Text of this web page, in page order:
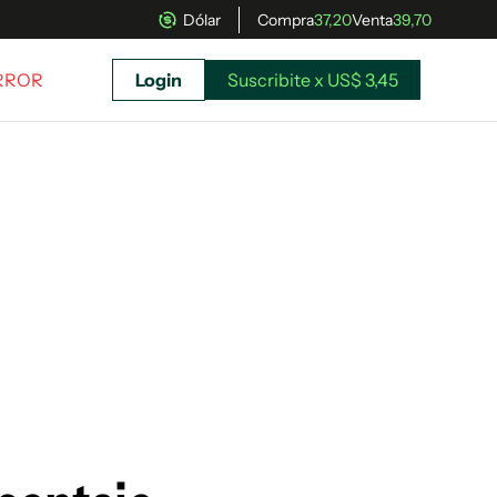
Dólar Compra37,20Venta39,70
Suscribite x US$ 3,45
Login Suscribite x US$ 3,45